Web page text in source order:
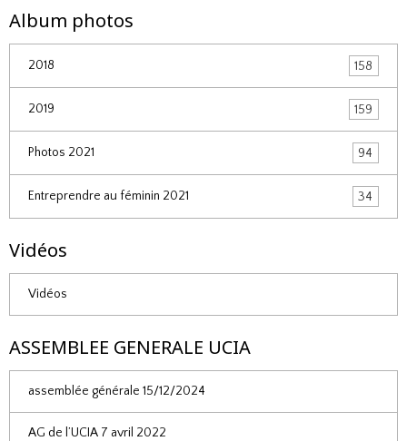
Album photos
2018 158
2019 159
Photos 2021 94
Entreprendre au féminin 2021 34
Vidéos
Vidéos
ASSEMBLEE GENERALE UCIA
assemblée générale 15/12/2024
AG de l’UCIA 7 avril 2022